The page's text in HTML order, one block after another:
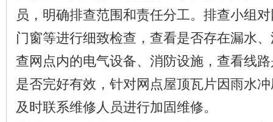
员，明确排查范围和责任分工。排查小组
门窗等进行细致检查，查看是否存在漏水
查网点内的电气设备、消防设施，查看线
是否完好有效，针对网点屋顶瓦片因雨水
及时联系维修人员进行加固维修。